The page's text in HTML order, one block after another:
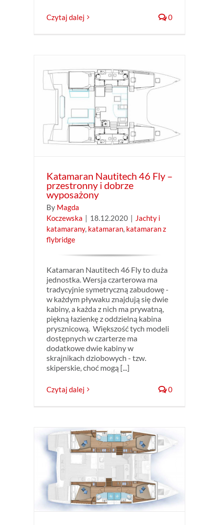
Czytaj dalej 0
Katamaran Nautitech 46 Fly –
przestronny i dobrze
wyposażony
By Magda
Koczewska | 18.12.2020 | Jachty i
katamarany, katamaran, katamaran z
flybridge
Katamaran Nautitech 46 Fly to duża
jednostka. Wersja czarterowa ma
tradycyjnie symetryczną zabudowę -
w każdym pływaku znajdują się dwie
kabiny, a każda z nich ma prywatną,
piękną łazienkę z oddzielną kabina
prysznicową. Większość tych modeli
dostępnych w czarterze ma
dodatkowe dwie kabiny w
skrajnikach dziobowych - tzw.
skiperskie, choć mogą [...]
Czytaj dalej 0